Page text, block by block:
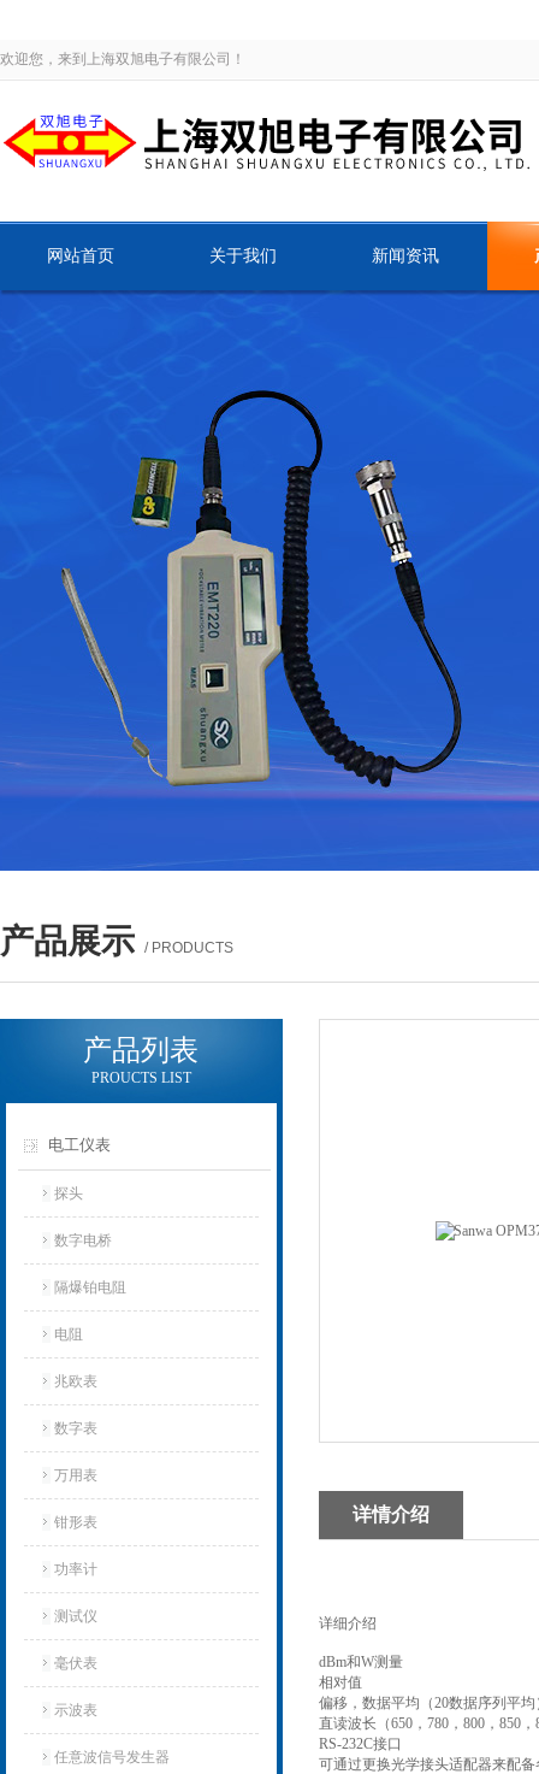
欢迎您，来到上海双旭电子有限公司！
网站首页 关于我们 新闻资讯
产品展示 / PRODUCTS
产品列表
PROUCTS LIST
电工仪表
探头
数字电桥
隔爆铂电阻
电阻
兆欧表
数字表
万用表
钳形表
功率计
测试仪
毫伏表
示波表
任意波信号发生器
详情介绍
详细介绍
dBm和W测量
相对值
偏移，数据平均（20数据序列平均
直读波长（650，780，800，850，
RS-232C接口
可通过更换光学接头适配器来配备